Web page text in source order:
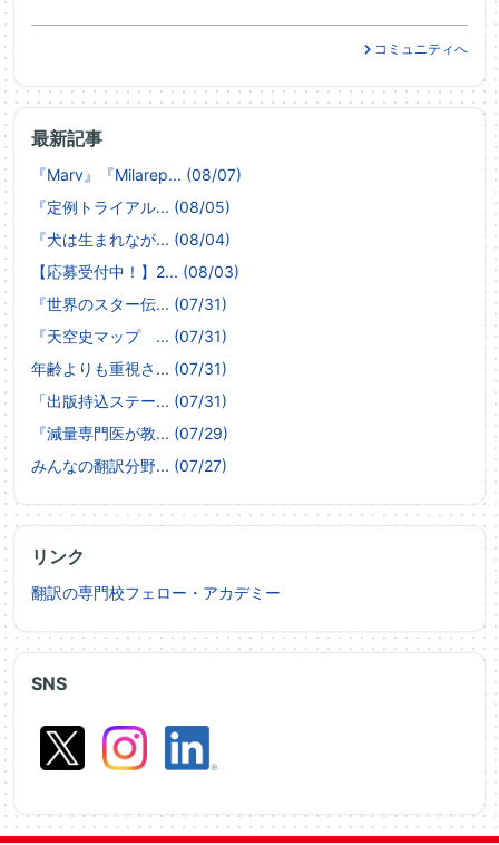
SNS
最新記事
『Marv』『Milarep... (08/07)
『定例トライアル... (08/05)
『犬は生まれなが... (08/04)
【応募受付中！】2... (08/03)
『世界のスター伝... (07/31)
『天空史マップ ... (07/31)
年齢よりも重視さ... (07/31)
「出版持込ステー... (07/31)
『減量専門医が教... (07/29)
みんなの翻訳分野... (07/27)
リンク
翻訳の専門校フェロー・アカデミー
コミュニティへ